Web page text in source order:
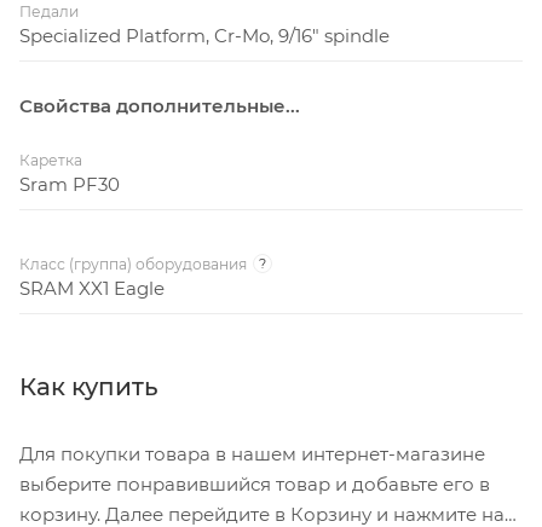
Педали
Specialized Platform, Cr-Mo, 9/16" spindle
Свойства дополнительные...
Каретка
Sram PF30
Класс (группа) оборудования ?
SRAM XX1 Eagle
Как купить
Для покупки товара в нашем интернет-магазине
выберите понравившийся товар и добавьте его в
корзину. Далее перейдите в Корзину и нажмите на